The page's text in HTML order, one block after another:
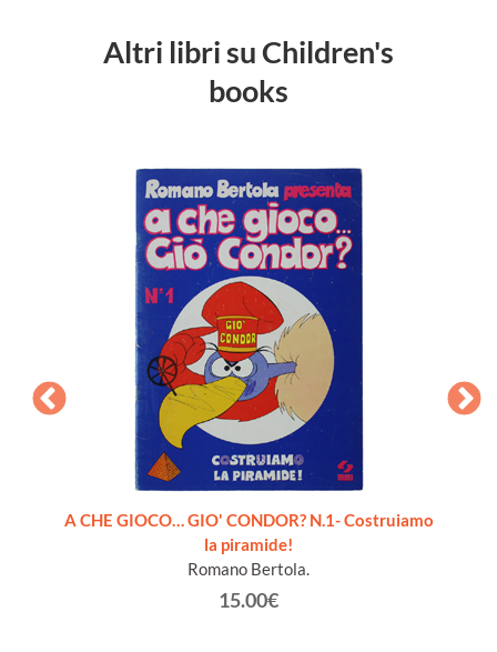
Altri libri su Children's
books
A CHE GIOCO… GIO' CONDOR? N.1- Costruiamo
la piramide!
Romano Bertola.
15.00€